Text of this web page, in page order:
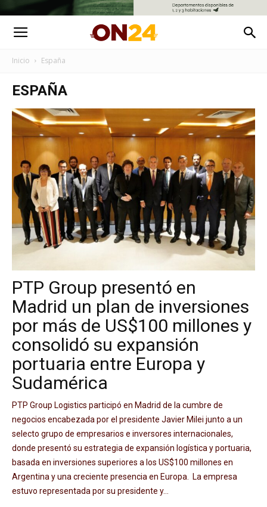
Inicio España
ESPAÑA
PTP Group presentó en
Madrid un plan de inversiones
por más de US$100 millones y
consolidó su expansión
portuaria entre Europa y
Sudamérica
PTP Group Logistics participó en Madrid de la cumbre de
negocios encabezada por el presidente Javier Milei junto a un
selecto grupo de empresarios e inversores internacionales,
donde presentó su estrategia de expansión logística y portuaria,
basada en inversiones superiores a los US$100 millones en
Argentina y una creciente presencia en Europa. La empresa
estuvo representada por su presidente y...